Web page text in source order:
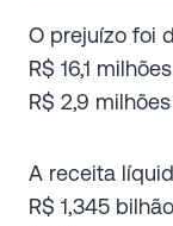
O prejuízo foi
R$ 16,1
R$ 2,9
A receita
R$ 1,345